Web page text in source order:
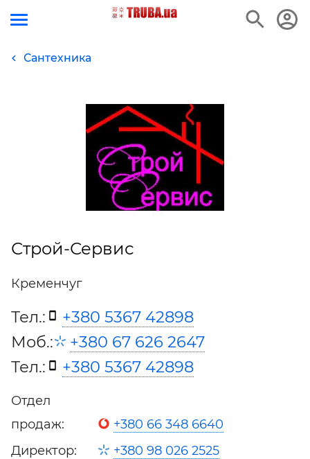
Сантехника
Строй-Сервис
Кременчуг
Тел.:
+380 5367 42898
Моб.:
+380 67 626 2647
Тел.:
+380 5367 42898
Отдел
продаж:
+380 66 348 6640
Директор:
+380 98 026 2525